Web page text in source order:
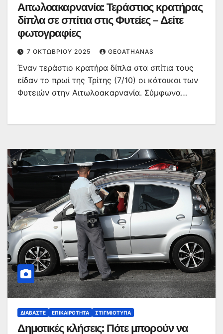
Αιτωλοακαρνανία: Τεράστιος κρατήρας
δίπλα σε σπίτια στις Φυτείες – Δείτε
φωτογραφίες
7 ΟΚΤΩΒΡΊΟΥ 2025 GEOATHANAS
Έναν τεράστιο κρατήρα δίπλα στα σπίτια τους
είδαν το πρωί της Τρίτης (7/10) οι κάτοικοι των
Φυτειών στην Αιτωλοακαρνανία. Σύμφωνα…
ΔΙΑΒΆΣΤΕ ΕΠΙΚΑΙΡΌΤΗΤΑ ΣΤΙΓΜΙΌΤΥΠΑ
Δημοτικές κλήσεις: Πότε μπορούν να